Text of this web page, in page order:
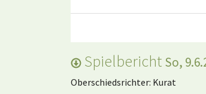
Spielbericht So,
Oberschiedsrichter: Kurat